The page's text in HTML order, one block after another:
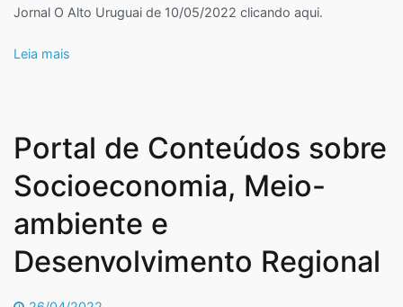
Superendividamento
Jornal O Alto Uruguai de 10/05/2022 clicando aqui.
Leia mais
Portal de Conteúdos sobre
Socioeconomia, Meio-
ambiente e
Desenvolvimento Regional